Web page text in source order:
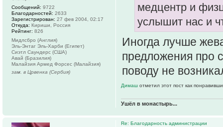
медцентр и
услышит нас и
Иногда лучше
предложения про
поводу не
Димаш отметил этот пост как
Ушёл в монастырь...
Сообщений: 9722
Благодарностей: 2633
Зарегистрирован: 27 фев 2004, 02:17
Откуда: Кириши, Россия
Рейтинг: 826
Мидлсбро (Англия)
Эль-Энтаг Эль-Харби (Египет)
Сиэтл Саундерс (США)
Авай (Бразилия)
Малайзия Армед Форсес (Малайзия)
зам. в Црвенка (Сербия)
Re: Благодарность администрации